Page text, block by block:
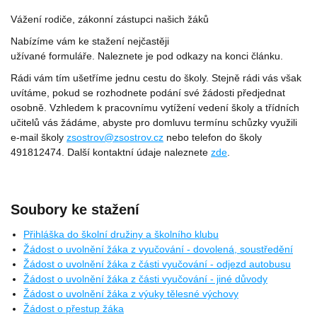
Vážení rodiče, zákonní zástupci našich žáků
Nabízíme vám ke stažení nejčastěji
užívané formuláře. Naleznete je pod odkazy na konci článku.
Rádi vám tím ušetříme jednu cestu do školy. Stejně rádi vás však
uvítáme, pokud se rozhodnete podání své žádosti předjednat
osobně. Vzhledem k pracovnímu vytížení vedení školy a třídních
učitelů vás žádáme, abyste pro domluvu termínu schůzky využili
e-mail školy zsostrov@zsostrov.cz nebo telefon do školy
491812474. Další kontaktní údaje naleznete zde
Soubory ke stažení
Přihláška do školní družiny a školního klubu
Žádost o uvolnění žáka z vyučování - dovolená, soustředění
Žádost o uvolnění žáka z části vyučování - odjezd autobusu
Žádost o uvolnění žáka z části vyučování - jiné důvody
Žádost o uvolnění žáka z výuky tělesné výchovy
Žádost o přestup žáka